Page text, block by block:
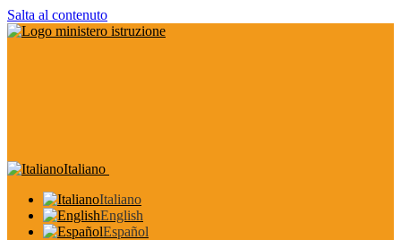
Salta al contenuto
Italiano
Italiano
English
Español